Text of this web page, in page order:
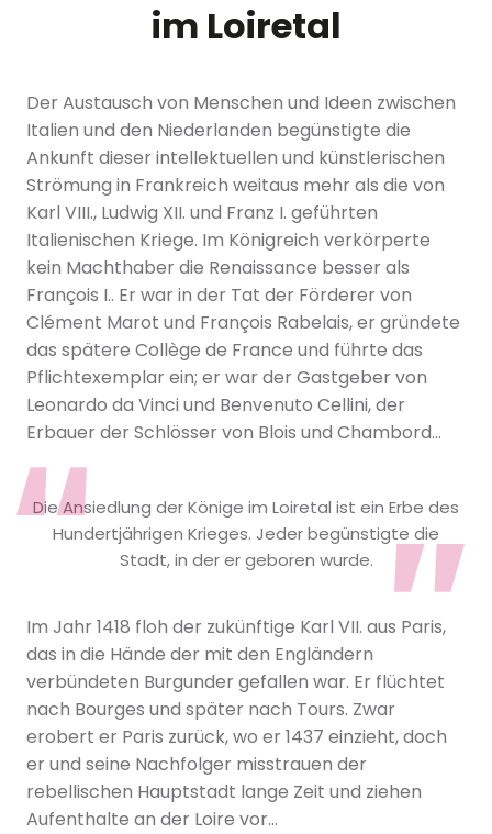
im Loiretal
Der Austausch von Menschen und Ideen zwischen
Italien und den Niederlanden begünstigte die
Ankunft dieser intellektuellen und künstlerischen
Strömung in Frankreich weitaus mehr als die von
Karl VIII., Ludwig XII. und Franz I. geführten
Italienischen Kriege. Im Königreich verkörperte
kein Machthaber die Renaissance besser als
François I.. Er war in der Tat der Förderer von
Clément Marot und François Rabelais, er gründete
das spätere Collège de France und führte das
Pflichtexemplar ein; er war der Gastgeber von
Leonardo da Vinci und Benvenuto Cellini, der
Erbauer der Schlösser von Blois und Chambord…
Die Ansiedlung der Könige im Loiretal ist ein Erbe des
Hundertjährigen Krieges. Jeder begünstigte die
Stadt, in der er geboren wurde.
Im Jahr 1418 floh der zukünftige Karl VII. aus Paris,
das in die Hände der mit den Engländern
verbündeten Burgunder gefallen war. Er flüchtet
nach Bourges und später nach Tours. Zwar
erobert er Paris zurück, wo er 1437 einzieht, doch
er und seine Nachfolger misstrauen der
rebellischen Hauptstadt lange Zeit und ziehen
Aufenthalte an der Loire vor…